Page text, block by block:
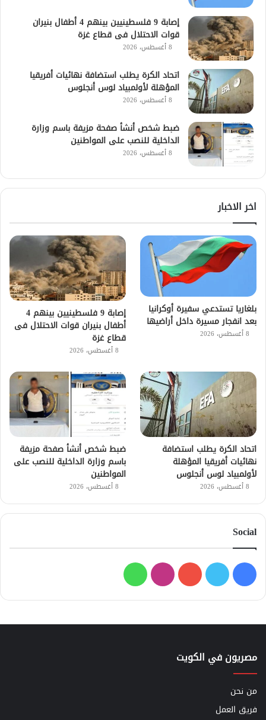
إصابة 9 فلسطينيين بينهم 4 أطفال بنيران
قوات الاحتلال فى قطاع غزة
8 أغسطس، 2026
اتحاد الكرة يطلب استضافة نهائيات أفريقيا
المؤهلة لأولمبياد لوس أنجلوس
8 أغسطس، 2026
ضبط شخص أنشأ صفحة مزيفة باسم وزارة
الداخلية للنصب على المواطنين
8 أغسطس، 2026
اخر الاخبار
بلغاريا تستدعي سفيرة أوكرانيا
بعد انفجار مسيرة داخل أراضيها
8 أغسطس، 2026
إصابة 9 فلسطينيين بينهم 4
أطفال بنيران قوات الاحتلال فى
قطاع غزة
8 أغسطس، 2026
اتحاد الكرة يطلب استضافة
نهائيات أفريقيا المؤهلة
لأولمبياد لوس أنجلوس
8 أغسطس، 2026
ضبط شخص أنشأ صفحة مزيفة
باسم وزارة الداخلية للنصب على
المواطنين
8 أغسطس، 2026
Social
فيسبوك
تويتر يوتيوبانستقرامواتساب
مصريون في الكويت
من نحن
فريق العمل